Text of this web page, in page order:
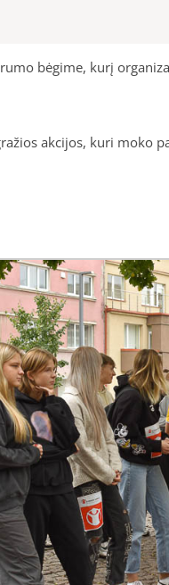
bėgime, kurį
akcijos, kuri moko